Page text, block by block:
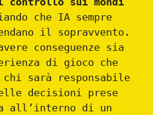
che IA sempre
il sopravvento.
conseguenze sia
di gioco che
sarà responsabile
decisioni prese
all’interno di un